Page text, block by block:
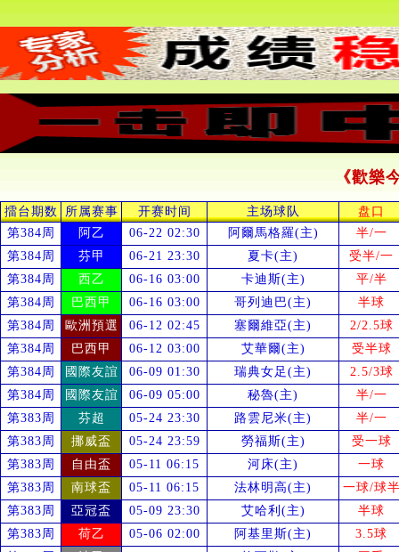
《歡樂
擂台期数 所属赛事 开赛时间 主场球队
盘口
第384周
阿乙 06-22 02:30 阿爾馬格羅(主)
半/一
第384周
芬甲 06-21 23:30 夏卡(主) 受半/一
第384周
西乙 06-16 03:00 卡迪斯(主)
平/半
第384周
巴西甲 06-16 03:00 哥列迪巴(主)
半球
第384周
歐洲預選 06-12 02:45 塞爾維亞(主)
2/2.5球
第384周
巴西甲 06-12 03:00 艾華爾(主) 受半球
第384周
國際友誼 06-09 01:30 瑞典女足(主)
2.5/3球
第384周
國際友誼 06-09 05:00 秘魯(主)
半/一
第383周
芬超 05-24 23:30 路雲尼米(主)
半/一
第383周
挪威盃 05-24 23:59 勞福斯(主) 受一球
第383周
自由盃 05-11 06:15 河床(主)
一球
第383周
南球盃 05-11 06:15 法林明高(主)
一球/球
第383周
亞冠盃 05-09 23:30 艾哈利(主)
半球
第383周
荷乙 05-06 02:00 阿基里斯(主)
3.5球